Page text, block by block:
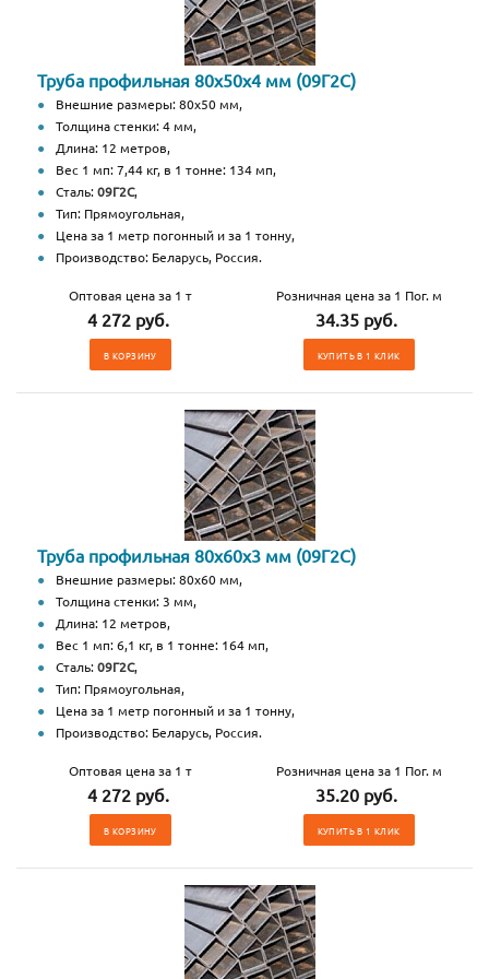
Труба профильная 80х50х4 мм (09Г2С)
Внешние размеры: 80х50 мм,
Толщина стенки: 4 мм,
Длина: 12 метров,
Вес 1 мп: 7,44 кг, в 1 тонне: 134 мп,
Сталь:09Г2С,
Тип: Прямоугольная,
Цена за 1 метр погонный и за 1 тонну,
Производство: Беларусь, Россия.
Оптовая цена за 1 т
4 272 руб.
В КОРЗИНУ
Розничная цена за 1 Пог. м
34.35 руб.
КУПИТЬ В 1 КЛИК
Труба профильная 80х60х3 мм (09Г2С)
Внешние размеры: 80х60 мм,
Толщина стенки: 3 мм,
Длина: 12 метров,
Вес 1 мп: 6,1 кг, в 1 тонне: 164 мп,
Сталь:09Г2С,
Тип: Прямоугольная,
Цена за 1 метр погонный и за 1 тонну,
Производство: Беларусь, Россия.
Оптовая цена за 1 т
4 272 руб.
В КОРЗИНУ
Розничная цена за 1 Пог. м
35.20 руб.
КУПИТЬ В 1 КЛИК